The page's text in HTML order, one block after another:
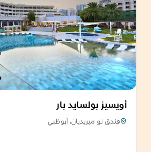
أويسيز بولسايد بار
فندق لو ميريديان، أبوظبي